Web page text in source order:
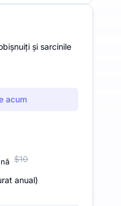
și sarcinile
acum
$10
anual)